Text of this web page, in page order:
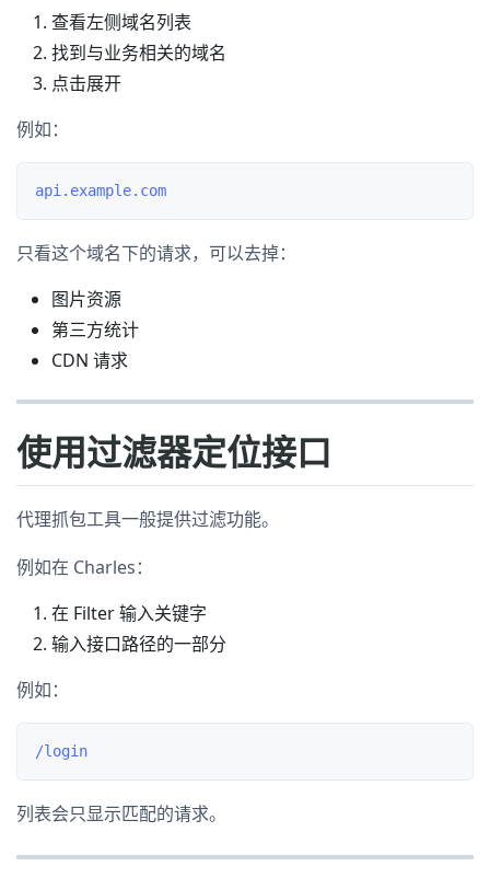
查看左侧域名列表
找到与业务相关的域名
点击展开
例如：
只看这个域名下的请求，可以去掉：
图片资源
第三方统计
CDN 请求
使用过滤器定位接口
代理抓包工具一般提供过滤功能。
例如在 Charles：
在 Filter 输入关键字
输入接口路径的一部分
例如：
列表会只显示匹配的请求。